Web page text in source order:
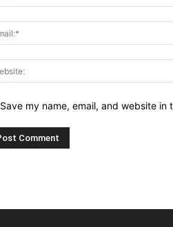
Save my name, email, and website